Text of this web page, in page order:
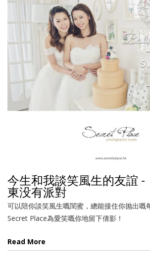
今生和我談笑風生的友誼 -
東没有派對
可以陪你談笑風生嘅閨蜜，總能接住你抛出嘅
Secret Place為愛笑嘅你地留下倩影！
Read More